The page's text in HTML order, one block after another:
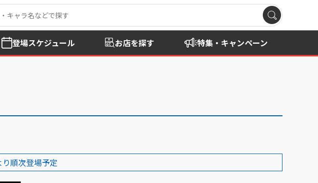
登場スケジュール お店を探す 特集・キャンペーン
順次登場予定